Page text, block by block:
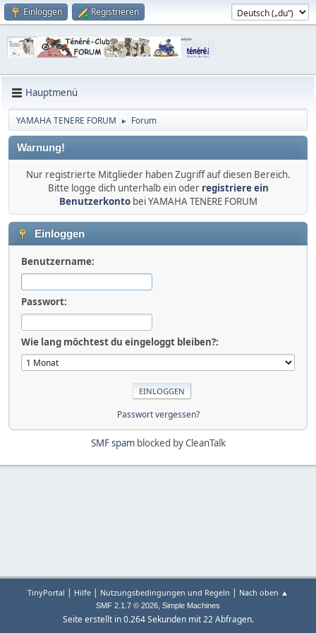
Einloggen Registrieren
Hauptmenü
YAMAHA TENERE FORUM ► Forum
Warnung!
Nur registrierte Mitglieder haben Zugriff auf diesen Bereich.
Bitte logge dich unterhalb ein oder registriere ein
Benutzerkontobei YAMAHA TENERE FORUM
Einloggen
Benutzername:
Passwort:
Wie lang möchtest du eingeloggt bleiben?:
Passwort vergessen?
SMF spamblocked by CleanTalk
TinyPortal | Hilfe | Nutzungsbedingungen und Regeln | Nach oben ▲
SMF 2.1.7 © 2026, Simple Machines
Seite erstellt in 0.264 Sekunden mit 22 Abfragen.